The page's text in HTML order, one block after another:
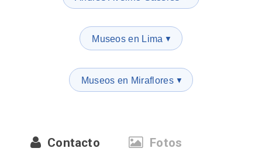
Museos en Lima ▼
Museos en Miraflores ▼
Contacto Fotos